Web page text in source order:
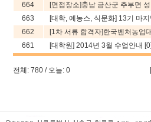
664
[면접장소]충남 금산군 추부면
663
[대학, 예농스, 식문화] 13기 마
662
[1차 서류 합격자]한국벤처농업
661
[대학원] 2014년 3월 수업안내
전체: 780 / 오늘: 0